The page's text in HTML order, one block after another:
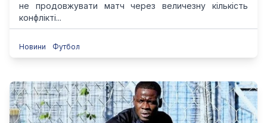
не продовжувати матч через величезну кількість
конфлікті...
Новини Футбол